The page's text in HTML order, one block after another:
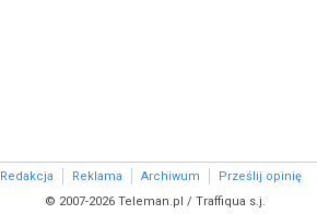
Redakcja Reklama Archiwum
Prześlij opinię
© 2007-2026 Teleman.pl / Traffiqua s.j.